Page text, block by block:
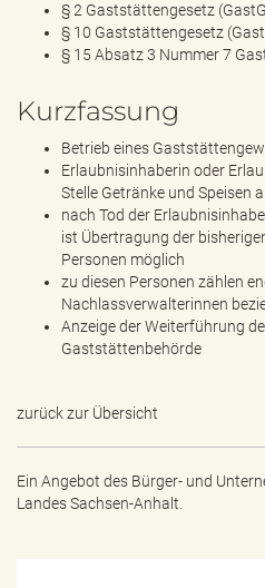
§ 2 Gaststättengesetz
§ 10 Gaststättengesetz
§ 15 Absatz 3 Nummer 7
Kurzfassung
Betrieb eines
Erlaubnisinhaberin oder
Stelle Getränke und Speisen
nach Tod der
ist Übertragung der
Personen möglich
zu diesen Personen zählen
Nachlassverwalterinnen
Anzeige der Weiterführung
Gaststättenbehörde
zurück zur Übersicht
Ein Angebot des Bürger- und
Landes Sachsen-Anhalt.